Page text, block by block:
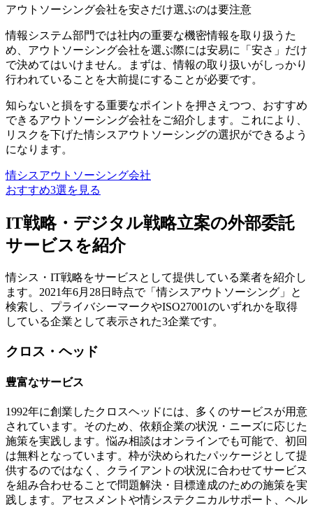
アウトソーシング会社を安さだけ選ぶのは要注意
情報システム部門では社内の重要な機密情報を取り扱うた
め、アウトソーシング会社を選ぶ際には安易に「安さ」だけ
で決めてはいけません。まずは、情報の取り扱いがしっかり
行われていることを大前提にすることが必要です。
知らないと損をする重要なポイントを押さえつつ、おすすめ
できるアウトソーシング会社をご紹介します。これにより、
リスクを下げた情シスアウトソーシングの選択ができるよう
になります。
情シスアウトソーシング会社
おすすめ3選を見る
IT戦略・デジタル戦略立案の外部委託
サービスを紹介
情シス・IT戦略をサービスとして提供している業者を紹介し
ます。2021年6月28日時点で「情シスアウトソーシング」と
検索し、プライバシーマークやISO27001のいずれかを取得
している企業として表示された3企業です。
クロス・ヘッド
豊富なサービス
1992年に創業したクロスヘッドには、多くのサービスが用意
されています。そのため、依頼企業の状況・ニーズに応じた
施策を実践します。悩み相談はオンラインでも可能で、初回
は無料となっています。枠が決められたパッケージとして提
供するのではなく、クライアントの状況に合わせてサービス
を組み合わせることで問題解決・目標達成のための施策を実
践します。アセスメントや情システクニカルサポート、ヘル